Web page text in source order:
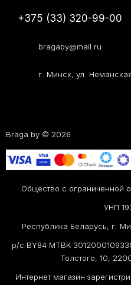
+375 (33) 320-99-00
bragaby@mail.ru
г. Минск, ул.
Braga.by © 2026
Общество с ограниченной
УНП
Республика Беларусь, г.
р/с BY84 MTBK
Толстого, 10,
Интернет магазин